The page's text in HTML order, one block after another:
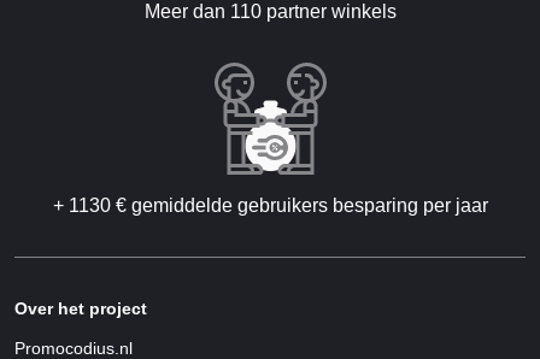
Meer dan 110 partner winkels
+ 1130 € gemiddelde gebruikers besparing per jaar
Over het project
Promocodius.nl